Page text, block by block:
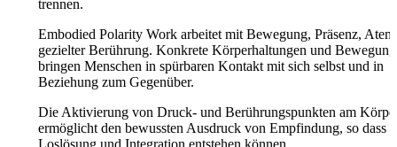
trennen.
Embodied Polarity Work arbeitet mit Bewegung, Präsenz,
gezielter Berührung. Konkrete Körperhaltungen und
bringen Menschen in spürbaren Kontakt mit sich selbst und in
Beziehung zum Gegenüber.
Die Aktivierung von Druck- und Berührungspunkten am
ermöglicht den bewussten Ausdruck von Empfindung, so dass